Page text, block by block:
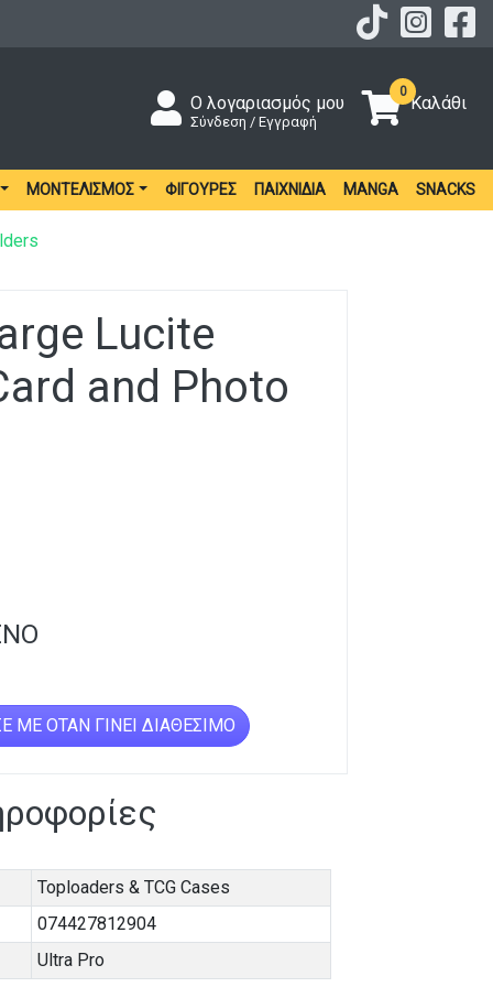
Ο λογαριασμός μου
Σύνδεση / Εγγραφή
0
Καλάθι
ΜΟΝΤΕΛΙΣΜΌΣ ΦΙΓΟΎΡΕΣ ΠΑΙΧΝΊΔΙΑ MANGA SNACKS
Lucite
and Photo
ΜΕ ΌΤΑΝ ΓΊΝΕΙ ΔΙΑΘΈΣΙΜΟ
Toploaders & TCG Cases
074427812904
Ultra Pro